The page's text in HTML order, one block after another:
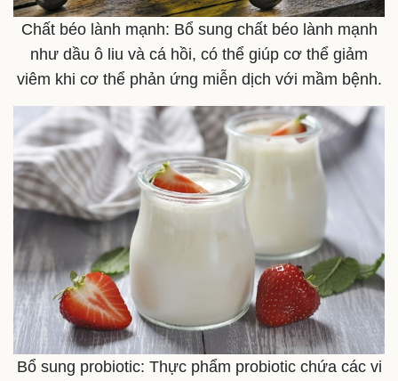
Pháp luật
Vụ án
Tư vấn luật
Quân sự - Quốc phòng
Vũ khí
Phân tích
Chất béo lành mạnh: Bổ sung chất béo lành mạnh
như dầu ô liu và cá hồi, có thể giúp cơ thể giảm
viêm khi cơ thể phản ứng miễn dịch với mầm bệnh.
Bổ sung probiotic: Thực phẩm probiotic chứa các vi